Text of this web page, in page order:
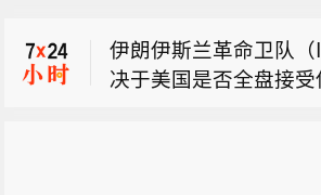
沿海将出现50到130厘
预警级别为橙色。
伊朗伊斯兰革命卫队
决于美国是否全盘接